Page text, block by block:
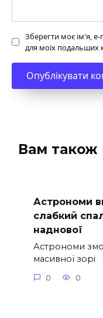
Зберегти моє ім'я, e-
для моїх подальших
Вам також
Астрономи
слабкий
наднової
Астрономи
масивної зорі
0 0